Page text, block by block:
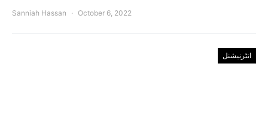
Sanniah Hassan October 6, 2022
انٹرنیشنل